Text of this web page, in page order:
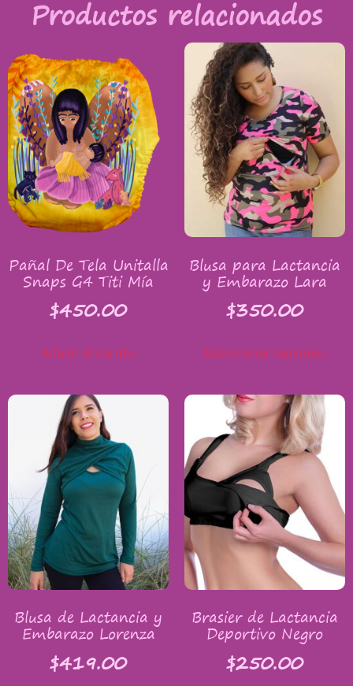
Productos relacionados
Pañal De Tela Unitalla
Snaps G4 Titi Mía
$450.00
Añadir al carrito
Blusa para Lactancia
y Embarazo Lara
$350.00
Seleccionar opciones
Blusa de Lactancia y
Embarazo Lorenza
$419.00
Brasier de Lactancia
Deportivo Negro
$250.00